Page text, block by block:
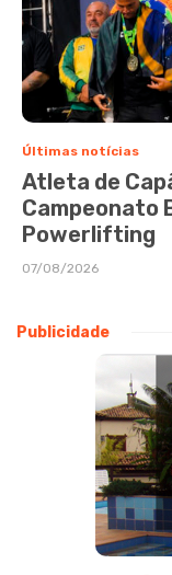
Últimas notícias
Atleta de
Campeonato
Powerlifting
07/08/2026
Publicidade